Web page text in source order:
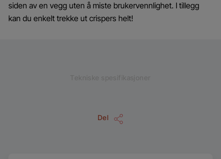
siden av en vegg uten å miste brukervennlighet. I tillegg
kan du enkelt trekke ut crispers helt!
Del